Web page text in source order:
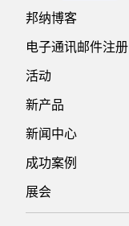
邦纳博客
电子通讯邮件注册
活动
新产品
新闻中心
成功案例
展会